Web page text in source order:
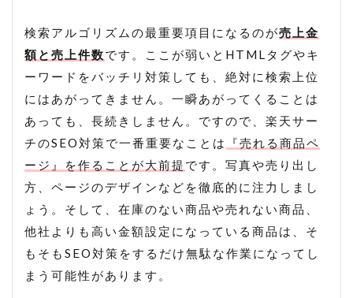
検索アルゴリズムの最重要項目になるのが売上金
額と売上件数です。ここが弱いとHTMLタグやキ
ーワードをバッチリ対策しても、絶対に検索上位
にはあがってきません。一瞬あがってくることは
あっても、長続きしません。ですので、楽天サー
チのSEO対策で一番重要なことは
『売れる商品ペ
ージ』を作ることが大前提 です。写真や売り出し
方、ページのデザインなどを徹底的に注力しまし
ょう。そして、在庫のない商品や売れない商品、
他社よりも高い金額設定になっている商品は、そ
もそもSEO対策をするだけ無駄な作業になってし
まう可能性があります。